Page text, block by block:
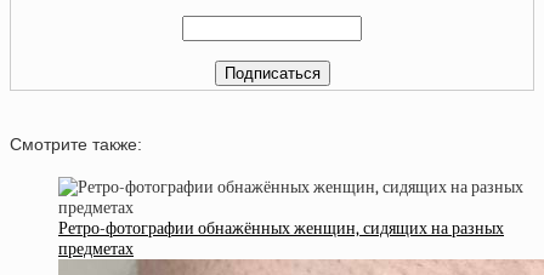
Смотрите также:
Ретро-фотографии обнажённых женщин, сидящих на разных
предметах